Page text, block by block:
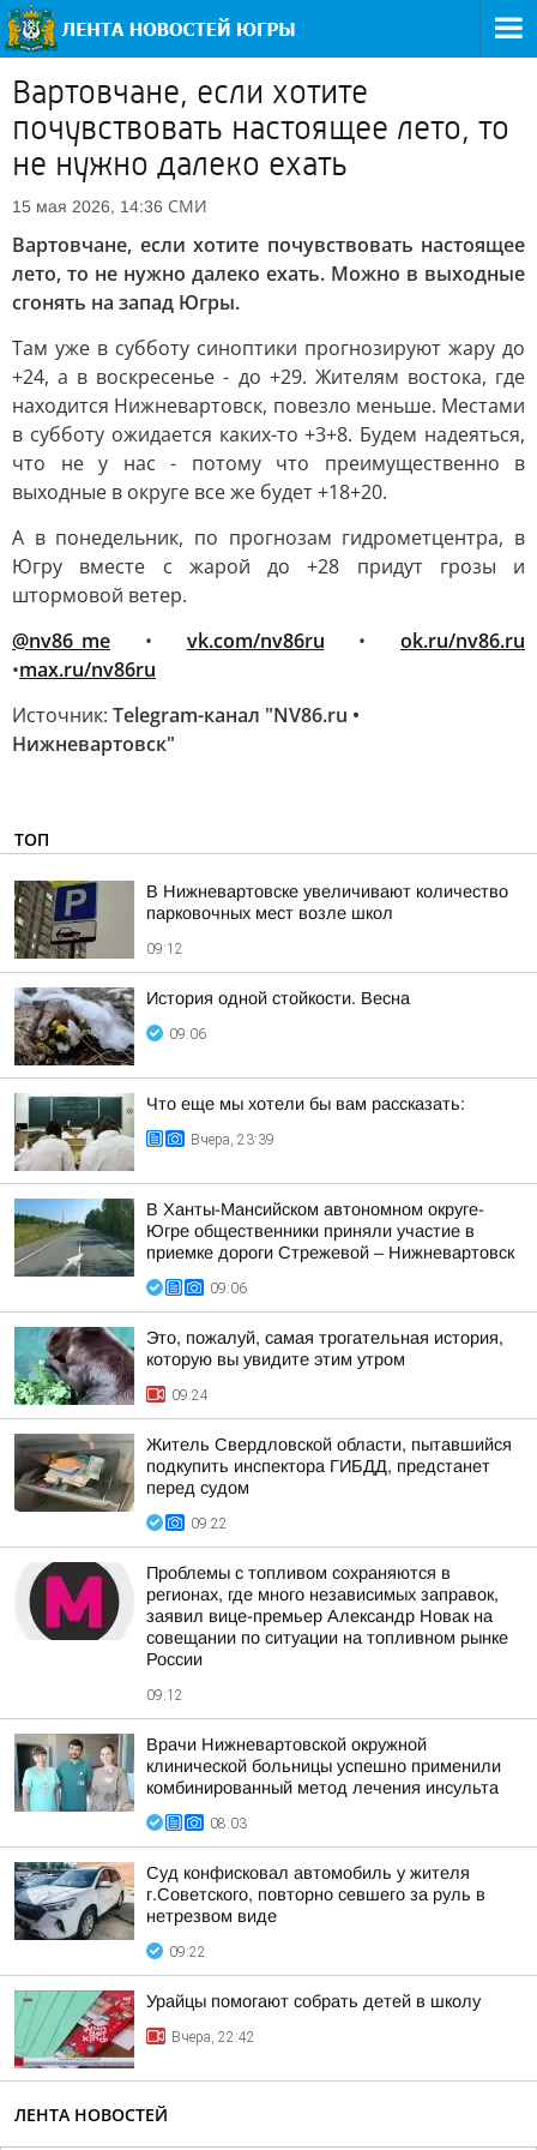
Вартовчане, если хотите
почувствовать настоящее лето, то
не нужно далеко ехать
15 мая 2026, 14:36 СМИ
Вартовчане, если хотите почувствовать настоящее
лето, то не нужно далеко ехать. Можно в выходные
сгонять на запад Югры.
Там уже в субботу синоптики прогнозируют жару до
+24, а в воскресенье - до +29. Жителям востока, где
находится Нижневартовск, повезло меньше. Местами
в субботу ожидается каких-то +3+8. Будем надеяться,
что не у нас - потому что преимущественно в
выходные в округе все же будет +18+20.
А в понедельник, по прогнозам гидрометцентра, в
Югру вместе с жарой до +28 придут грозы и
штормовой ветер.
@nv86_me • vk.com/nv86ru • ok.ru/nv86.ru
•max.ru/nv86ru
Источник: Telegram-канал "NV86.ru •
Нижневартовск"
ТОП
В Нижневартовске увеличивают количество
парковочных мест возле школ
09:12
История одной стойкости. Весна
09:06
Что еще мы хотели бы вам рассказать:
Вчера, 23:39
В Ханты-Мансийском автономном округе-
Югре общественники приняли участие в
приемке дороги Стрежевой – Нижневартовск
09:06
Это, пожалуй, самая трогательная история,
которую вы увидите этим утром
09:24
Житель Свердловской области, пытавшийся
подкупить инспектора ГИБДД, предстанет
перед судом
09:22
Проблемы с топливом сохраняются в
регионах, где много независимых заправок,
заявил вице-премьер Александр Новак на
совещании по ситуации на топливном рынке
России
09:12
Врачи Нижневартовской окружной
клинической больницы успешно применили
комбинированный метод лечения инсульта
08:03
Суд конфисковал автомобиль у жителя
г.Советского, повторно севшего за руль в
нетрезвом виде
09:22
Урайцы помогают собрать детей в школу
Вчера, 22:42
ЛЕНТА НОВОСТЕЙ